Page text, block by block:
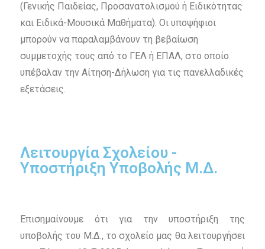
(Γενικής Παιδείας, Προσανατολισμού ή Ειδικότητας
και Ειδικά-Μουσικά Μαθήματα). Οι υποψήφιοι
μπορούν να παραλαμβάνουν τη βεβαίωση
συμμετοχής τους από το ΓΕΛ ή ΕΠΑΛ, στο οποίο
υπέβαλαν την Αίτηση-Δήλωση για τις πανελλαδικές
εξετάσεις.
Λειτουργία Σχολείου -
Υποστήριξη Υποβολής Μ.Δ.
Επισημαίνουμε ότι για την υποστήριξη της
υποβολής του Μ.Δ., το σχολείο μας θα λειτουργήσει